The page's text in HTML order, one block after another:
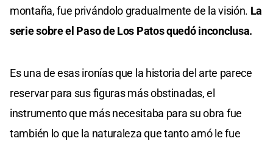
montaña, fue privándolo gradualmente de la visión. La
serie sobre el Paso de Los Patos quedó inconclusa.
Es una de esas ironías que la historia del arte parece
reservar para sus figuras más obstinadas, el
instrumento que más necesitaba para su obra fue
también lo que la naturaleza que tanto amó le fue